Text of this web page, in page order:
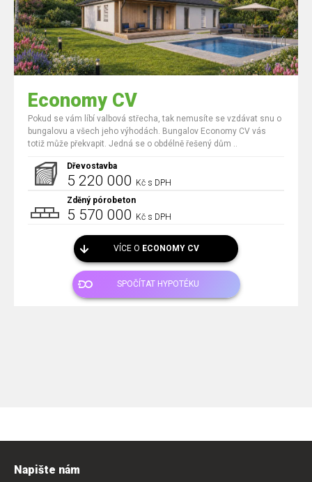
Economy CV
Pokud se vám líbí valbová střecha, tak nemusíte se vzdávat snu o
bungalovu a všech jeho výhodách. Bungalov Economy CV vás
totiž může překvapit. Jedná se o obdélně řešený dům ..
Dřevostavba
5 220 000 Kč s DPH
Zděný pórobeton
5 570 000 Kč s DPH
VÍCE O ECONOMY CV
SPOČÍTAT HYPOTÉKU
Napište nám